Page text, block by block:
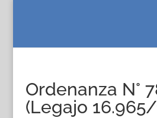
Ordenanza N°
(Legajo